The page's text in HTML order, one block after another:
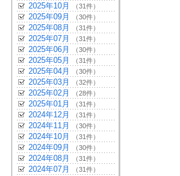
2025年10月 （31件）
2025年09月 （30件）
2025年08月 （31件）
2025年07月 （31件）
2025年06月 （30件）
2025年05月 （31件）
2025年04月 （30件）
2025年03月 （32件）
2025年02月 （28件）
2025年01月 （31件）
2024年12月 （31件）
2024年11月 （30件）
2024年10月 （31件）
2024年09月 （30件）
2024年08月 （31件）
2024年07月 （31件）